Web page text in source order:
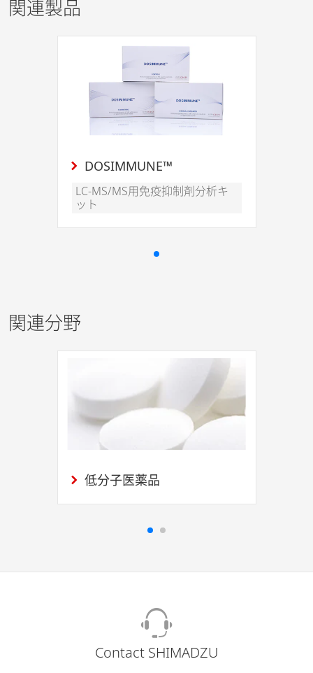
関連製品
DOSIMMUNE™
LC-MS/MS用免疫抑制剤分析キ
ット
関連分野
低分子医薬品
Contact SHIMADZU